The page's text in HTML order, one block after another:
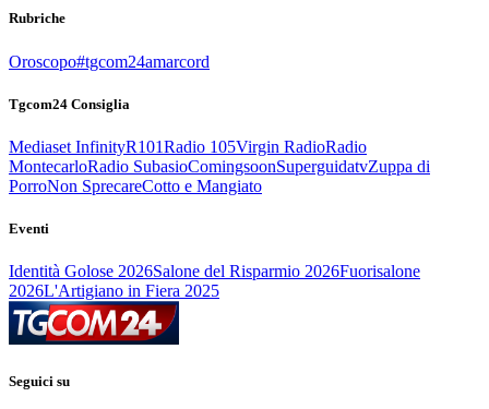
Rubriche
Oroscopo#tgcom24amarcord
Tgcom24 Consiglia
Mediaset InfinityR101Radio 105Virgin RadioRadio
MontecarloRadio SubasioComingsoonSuperguidatvZuppa di
PorroNon SprecareCotto e Mangiato
Eventi
Identità Golose 2026Salone del Risparmio 2026Fuorisalone
2026L'Artigiano in Fiera 2025
Seguici su